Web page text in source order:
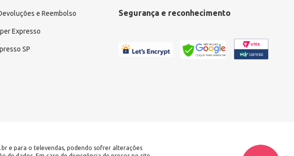
e Reembolso
Expresso
SP
Segurança e reconhecimento
e para o televendas, podendo sofrer alterações